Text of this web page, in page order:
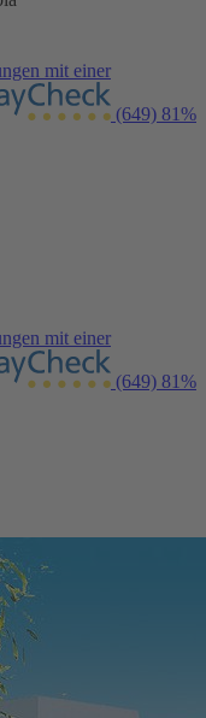
mit einer
(649) 81%
mit einer
(649) 81%